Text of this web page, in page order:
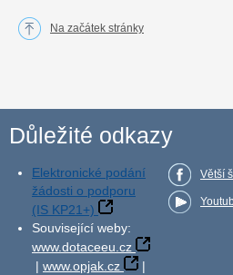
Na začátek stránky
Důležité odkazy
Elektronické podání
žádosti o podporu
(IS KP21+)
Související weby:
www.dotaceeu.cz
| www.opjak.cz |
Větší